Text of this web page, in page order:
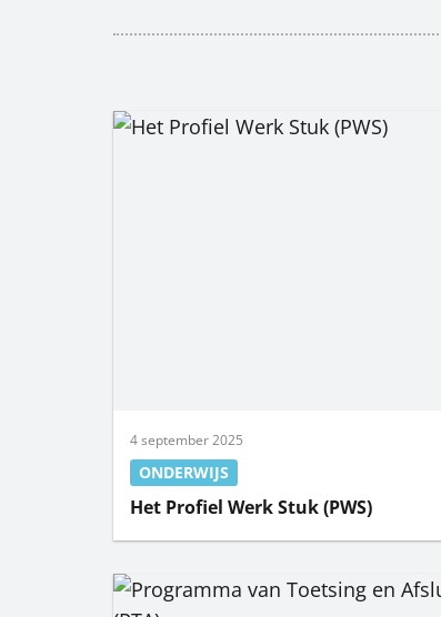
4 september 2025
ONDERWIJS
Het Profiel Werk Stuk (PWS)